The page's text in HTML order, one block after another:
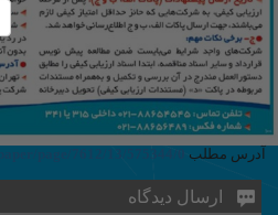
آدرس مطلب
ارسال دیدگاه